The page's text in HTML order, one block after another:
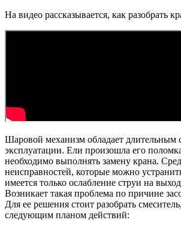
На видео рассказывается, как разобрать
Шаровой механизм обладает длительным
эксплуатации. Ели произошла его
необходимо выполнять замену крана.
неисправностей, которые можно
имеется только ослабление струи на
Возникает такая проблема по причине
Для ее решения стоит разобрать
следующим планом действий: